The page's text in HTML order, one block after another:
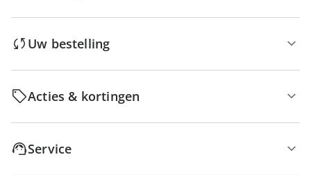
Uw bestelling
Acties & kortingen
Service